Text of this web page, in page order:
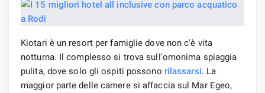
Kiotari è un resort per famiglie dove non c'è vita
notturna. Il complesso si trova sull'omonima spiaggia
pulita, dove solo gli ospiti possono rilassarsi. La
maggior parte delle camere si affaccia sul Mar Egeo,